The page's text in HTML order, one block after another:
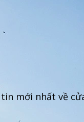
mới nhất về